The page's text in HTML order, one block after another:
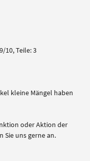
10, Teile: 3
kleine Mängel haben
oder Aktion der
Sie uns gerne an.